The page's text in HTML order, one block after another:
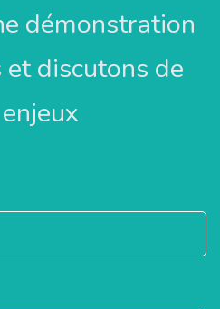
démonstration
discutons de